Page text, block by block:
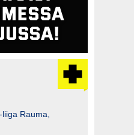
Rauma,